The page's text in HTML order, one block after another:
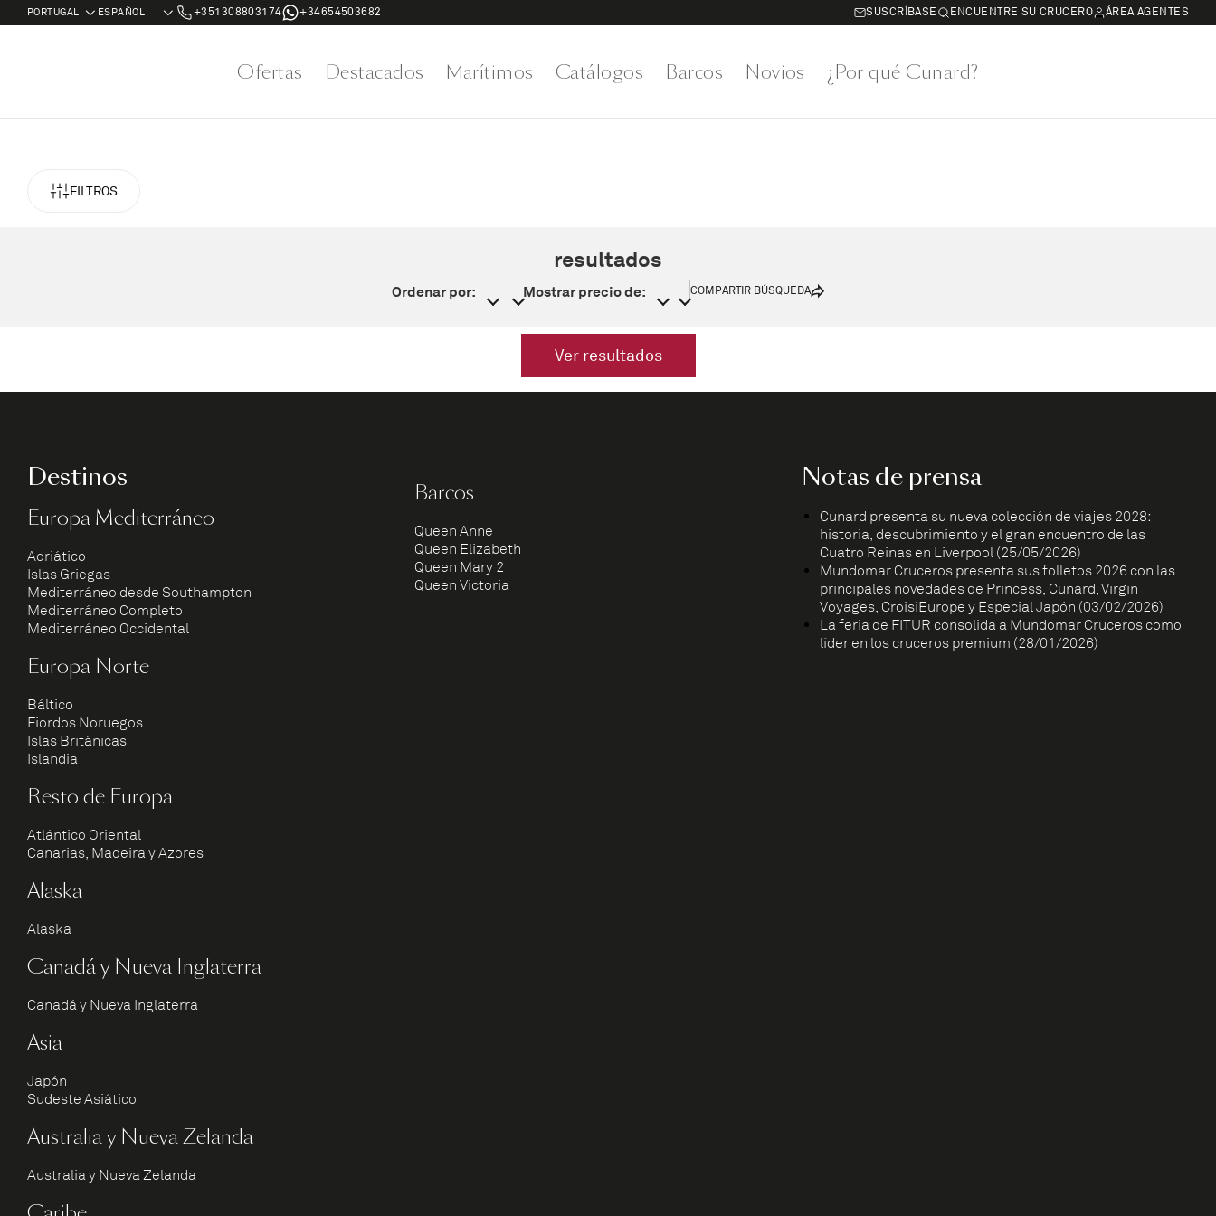
+351308803174 +34654503682 SUSCRÍBASE ENCUENTRE SU CRUCERO ÁREA AGENTES
Ofertas Destacados Marítimos Catálogos Barcos Novios ¿Por qué Cunard?
FILTROS
resultados
Ordenar por: Mostrar precio de: COMPARTIR BÚSQUEDA
Ver resultados
Destinos
Europa Mediterráneo
Adriático
Islas Griegas
Mediterráneo desde Southampton
Mediterráneo Completo
Mediterráneo Occidental
Europa Norte
Báltico
Fiordos Noruegos
Islas Británicas
Islandia
Resto de Europa
Atlántico Oriental
Canarias, Madeira y Azores
Alaska
Alaska
Canadá y Nueva Inglaterra
Canadá y Nueva Inglaterra
Asia
Japón
Sudeste Asiático
Australia y Nueva Zelanda
Australia y Nueva Zelanda
Barcos
Queen Anne
Queen Elizabeth
Queen Mary 2
Queen Victoria
Notas de prensa
Cunard presenta su nueva colección de viajes 2028:
historia, descubrimiento y el gran encuentro de las
Cuatro Reinas en Liverpool (25/05/2026)
Mundomar Cruceros presenta sus folletos 2026 con las
principales novedades de Princess, Cunard, Virgin
Voyages, CroisiEurope y Especial Japón (03/02/2026)
La feria de FITUR consolida a Mundomar Cruceros como
líder en los cruceros premium (28/01/2026)